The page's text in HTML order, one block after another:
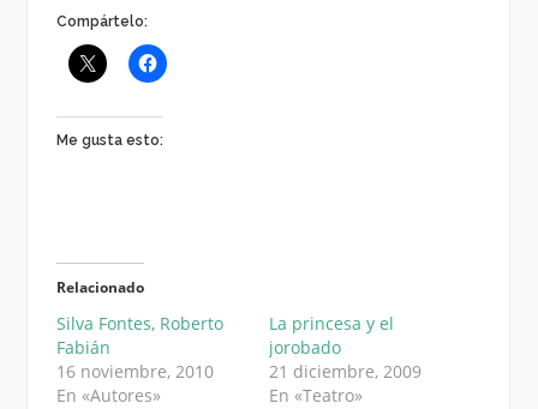
Compártelo:
Me gusta esto:
Relacionado
Silva Fontes, Roberto
Fabián
16 noviembre, 2010
En «Autores»
La princesa y el
jorobado
21 diciembre, 2009
En «Teatro»